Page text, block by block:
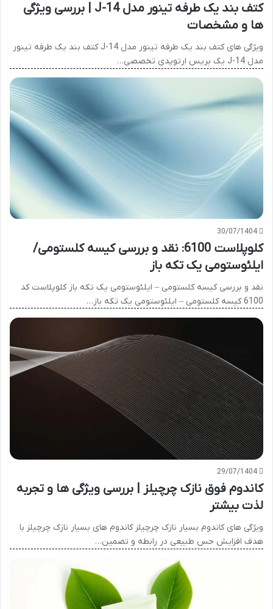
کتف بند یک طرفه تینور مدل J-14 | بررسی ویژگی
ها و مشخصات
ویژگی های کتف بند یک طرفه تینور مدل J-14 کتف بند یک طرفه تینور
مدل J-14 یک بریس ارتوپدی تخصصی…
30/07/1404
کلوپلاست 6100: نقد و بررسی کیسه کلستومی/
ایلئوستومی یک تکه باز
نقد و بررسی کیسه کلستومی – ایلئوستومی یک تکه باز کلوپلاست کد
6100 کیسه کلستومی – ایلئوستومی یک تکه باز…
29/07/1404
کاندوم فوق نازک چرچیلز | بررسی ویژگی ها و تجربه
لذت بیشتر
ویژگی های کاندوم بسیار نازک چرچیلز کاندوم های بسیار نازک چرچیلز با
هدف افزایش حس طبیعی در رابطه و تضمین…